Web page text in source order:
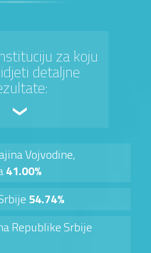
za koju
detaljne
Vojvodine,
41.00%
54.74%
Republike Srbije